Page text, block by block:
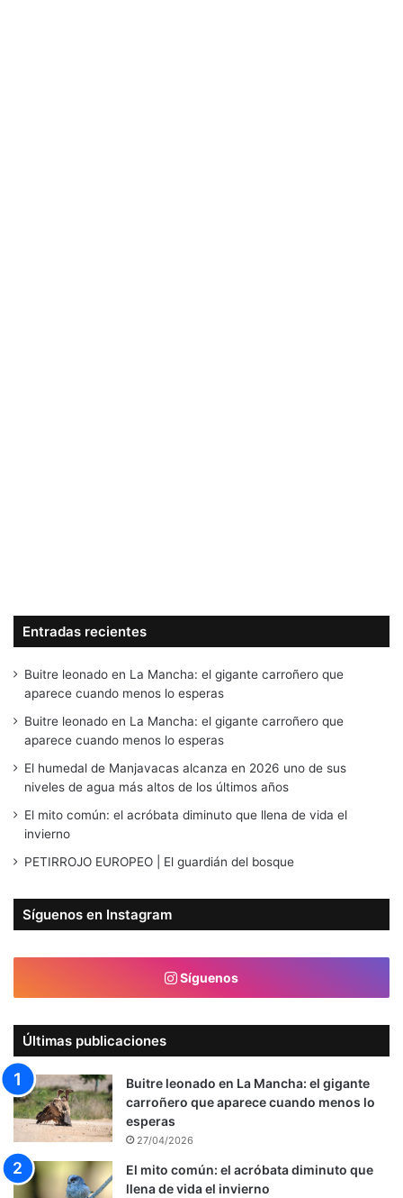
Entradas recientes
Buitre leonado en La Mancha: el gigante carroñero que
aparece cuando menos lo esperas
Buitre leonado en La Mancha: el gigante carroñero que
aparece cuando menos lo esperas
El humedal de Manjavacas alcanza en 2026 uno de sus
niveles de agua más altos de los últimos años
El mito común: el acróbata diminuto que llena de vida el
invierno
PETIRROJO EUROPEO | El guardián del bosque
Síguenos en Instagram
Síguenos
Últimas publicaciones
Buitre leonado en La Mancha: el gigante
carroñero que aparece cuando menos lo
esperas
27/04/2026
El mito común: el acróbata diminuto que
llena de vida el invierno